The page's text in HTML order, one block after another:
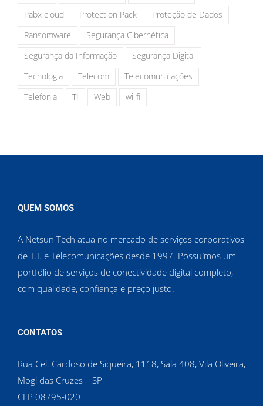
Pabx cloud
Protection Pack
Proteção de Dados
Ransomware
Segurança Cibernética
Segurança da Informação
Segurança Digital
Tecnologia
Telecom
Telecomunicações
Telefonia
TI Web wi-fi
QUEM SOMOS
A Netsun Tech atua no mercado de serviços corporativos
de T.I. e Telecomunicações desde 1997. Possuímos um
portfólio de serviços de conectividade digital completo,
com qualidade, confiança e preço justo.
CONTATOS
Rua Cel. Cardoso de Siqueira, 1118, Sala 408, Vila Oliveira,
Mogi das Cruzes – SP
CEP 08795-020